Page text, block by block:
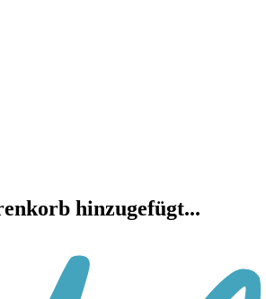
hinzugefügt...